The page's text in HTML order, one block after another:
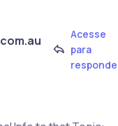
Acesse
para